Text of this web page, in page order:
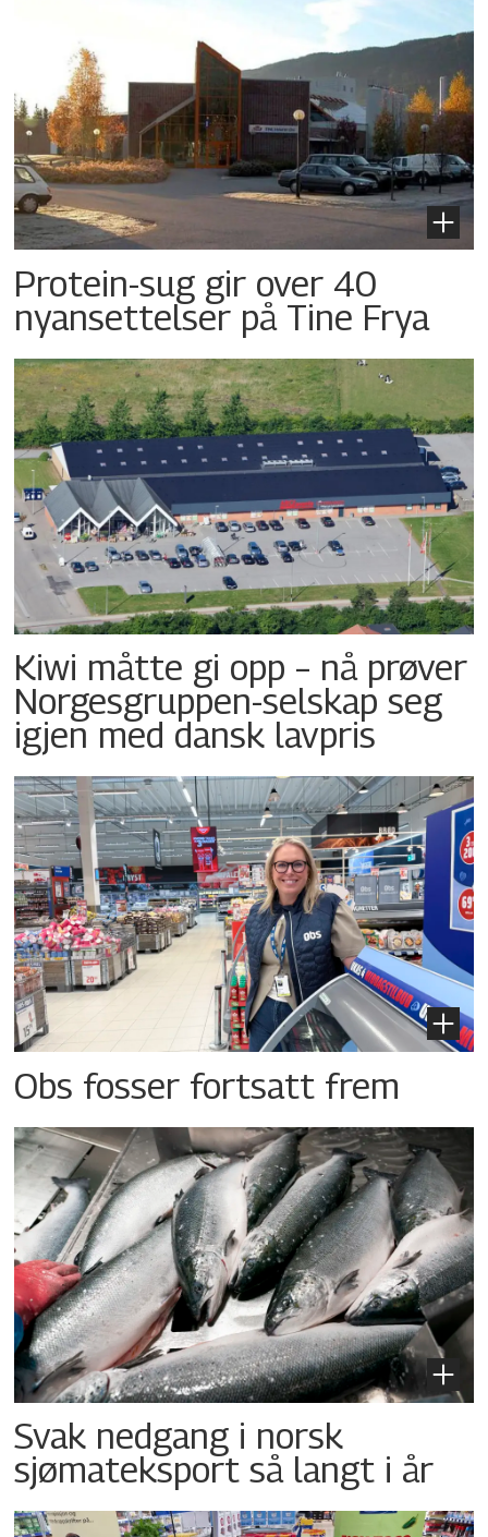
Protein-sug gir over 40
nyansettelser på Tine Frya
Kiwi måtte gi opp – nå prøver
Norgesgruppen-selskap seg
igjen med dansk lavpris
Obs fosser fortsatt frem
Svak nedgang i norsk
sjømateksport så langt i år